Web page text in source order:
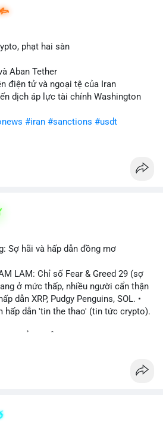
phạt hai sàn
Aban Tether
điện tử và ngoại tệ của Iran
dịch áp lực tài chính Washington
#iran #sanctions #usdt
Sợ hãi và hấp dẫn đồng mơ
LAM: Chỉ số Fear & Greed 29 (sợ
ở mức thấp, nhiều người cẩn thận
dẫn XRP, Pudgy Penguins, SOL. •
hấp dẫn 'tin the thao' (tin tức crypto).
đề 'tô thị ty na' (tỷ giá) và 'giao thông'
short.
giảm áp lực USD. • Binance hỗ
đăng hấp dẫn về $HFT, $SKYAI,